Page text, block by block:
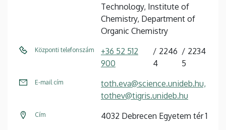
Technology, Institute of
Chemistry, Department of
Organic Chemistry
Központi telefonszám
+36 52 512
900
2246
4
2234
5
E-mail cím
toth.eva@science.unideb.hu,
tothev@tigris.unideb.hu
Cím 4032 Debrecen Egyetem tér 1